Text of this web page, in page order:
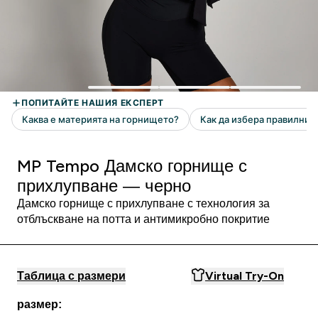
MP Tempo Дамско горнище с
прихлупване — черно
Дамско горнище с прихлупване с технология за
отблъскване на потта и антимикробно покритие
Таблица с размери Virtual Try-On
размер: